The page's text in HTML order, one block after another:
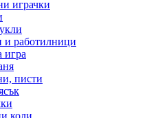
играчки
и работилници
игра
писти
коли